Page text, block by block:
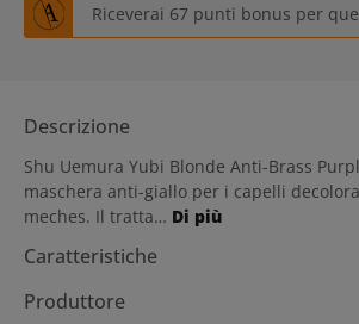
Riceverai 67 punti bonus per
Descrizione
Shu Uemura Yubi Blonde Anti-Brass
maschera anti-giallo per i capelli
meches. Il tratta… Di più
Caratteristiche
Produttore